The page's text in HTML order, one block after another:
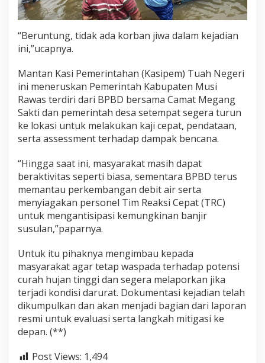
“Beruntung, tidak ada korban jiwa dalam kejadian
ini,”ucapnya.
Mantan Kasi Pemerintahan (Kasipem) Tuah Negeri
ini meneruskan Pemerintah Kabupaten Musi
Rawas terdiri dari BPBD bersama Camat Megang
Sakti dan pemerintah desa setempat segera turun
ke lokasi untuk melakukan kaji cepat, pendataan,
serta assessment terhadap dampak bencana.
“Hingga saat ini, masyarakat masih dapat
beraktivitas seperti biasa, sementara BPBD terus
memantau perkembangan debit air serta
menyiagakan personel Tim Reaksi Cepat (TRC)
untuk mengantisipasi kemungkinan banjir
susulan,”paparnya.
Untuk itu pihaknya mengimbau kepada
masyarakat agar tetap waspada terhadap potensi
curah hujan tinggi dan segera melaporkan jika
terjadi kondisi darurat. Dokumentasi kejadian telah
dikumpulkan dan akan menjadi bagian dari laporan
resmi untuk evaluasi serta langkah mitigasi ke
depan. (**)
Post Views: 1,494